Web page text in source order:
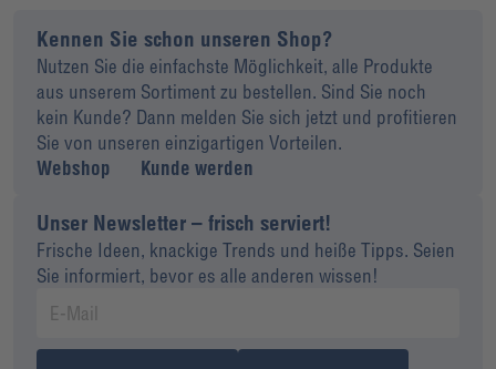
Kennen Sie schon unseren Shop?
Nutzen Sie die einfachste Möglichkeit, alle Produkte
aus unserem Sortiment zu bestellen. Sind Sie noch
kein Kunde? Dann melden Sie sich jetzt und profitieren
Sie von unseren einzigartigen Vorteilen.
Webshop
Kunde werden
Unser Newsletter – frisch serviert!
Frische Ideen, knackige Trends und heiße Tipps. Seien
Sie informiert, bevor es alle anderen wissen!